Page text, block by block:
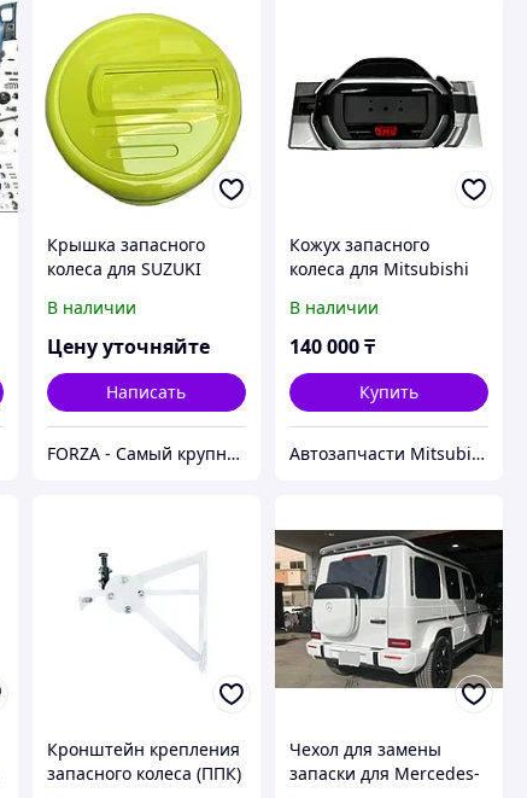
Крышка запасного
колеса для SUZUKI
В наличии
Цену уточняйте
Написать
FORZA - Самый крупный тюнинг-маркет в Казахстане
Кожух запасного
колеса для Mitsubishi
В наличии
140 000₸
Купить
Автозапчасти Mitsubishi 4x4 Montero/Pajero
Кронштейн крепления
запасного колеса (ППК)
Чехол для замены
запаски для Mercedes-